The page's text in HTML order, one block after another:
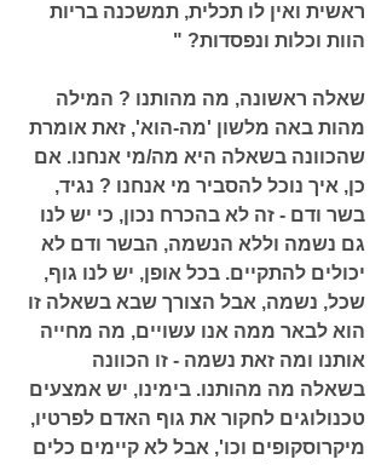
ראשית ואין לו תכלית, תמשכנה בריות
הוות וכלות ונפסדות? "
שאלה ראשונה, מה מהותנו ? המילה
מהות באה מלשון 'מה-הוא', זאת אומרת
שהכוונה בשאלה היא מה/מי אנחנו. אם
כן, איך נוכל להסביר מי אנחנו ? נגיד,
בשר ודם - זה לא בהכרח נכון, כי יש לנו
גם נשמה וללא הנשמה, הבשר ודם לא
יכולים להתקיים. בכל אופן, יש לנו גוף,
שכל, נשמה, אבל הצורך שבא בשאלה זו
הוא לבאר ממה אנו עשויים, מה מחייה
אותנו ומה זאת נשמה - זו הכוונה
בשאלה מה מהותנו. בימינו, יש אמצעים
טכנולוגים לחקור את גוף האדם לפרטיו,
מיקרוסקופים וכו', אבל לא קיימים כלים